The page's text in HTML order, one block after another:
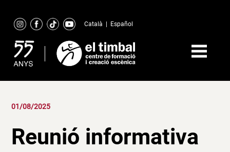
content
Català Español
01/08/2025
Reunió informativa